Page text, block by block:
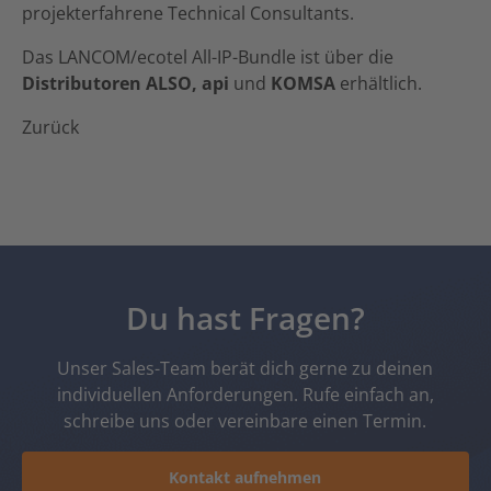
projekterfahrene Technical Consultants.
Das LANCOM/ecotel All-IP-Bundle ist über die
Distributoren ALSO, api und KOMSA erhältlich.
Zurück
Du hast Fragen?
Unser Sales-Team berät dich gerne zu deinen
individuellen Anforderungen. Rufe einfach an,
schreibe uns oder vereinbare einen Termin.
Kontakt aufnehmen